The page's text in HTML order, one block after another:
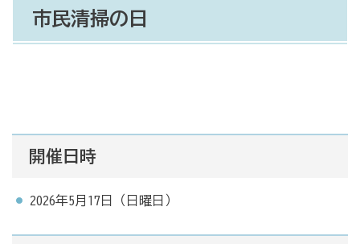
市民清掃の日
開催日時
2026年5月17日（日曜日）